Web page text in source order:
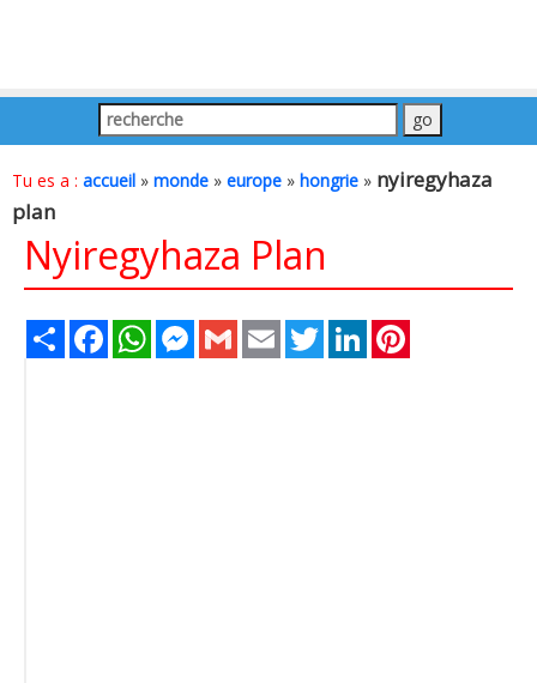
Tu es a : accueil » monde » europe » hongrie » nyiregyhaza
plan
Nyiregyhaza Plan
Share FacebookWhatsAppMessenger
Gmail Email TwitterLinkedIn